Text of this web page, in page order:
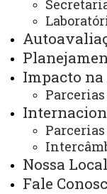
Impacto na
Nossa
Fale
Formulário
Atividades
Formulário
Formulário